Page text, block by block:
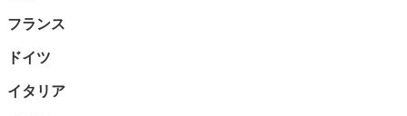
フランス
ドイツ
イタリア